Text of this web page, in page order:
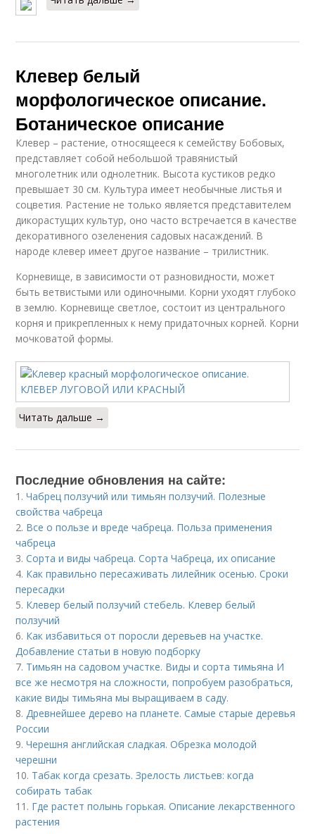
Клевер белый
морфологическое описание.
Ботаническое описание
Клевер – растение, относящееся к семейству Бобовых,
представляет собой небольшой травянистый
многолетник или однолетник. Высота кустиков редко
превышает 30 см. Культура имеет необычные листья и
соцветия. Растение не только является представителем
дикорастущих культур, оно часто встречается в качестве
декоративного озеленения садовых насаждений. В
народе клевер имеет другое название – трилистник.
Корневище, в зависимости от разновидности, может
быть ветвистыми или одиночными. Корни уходят глубоко
в землю. Корневище светлое, состоит из центрального
корня и прикрепленных к нему придаточных корней. Корни
мочковатой формы.
Читать дальше →
Последние обновления на сайте:
1.Чабрец ползучий или тимьян ползучий. Полезные
свойства чабреца
2. Все о пользе и вреде чабреца. Польза применения
чабреца
3.Сорта и виды чабреца. Сорта Чабреца, их описание
4. Как правильно пересаживать лилейник осенью. Сроки
пересадки
5. Клевер белый ползучий стебель. Клевер белый
ползучий
6. Как избавиться от поросли деревьев на участке.
Добавление статьи в новую подборку
7. Тимьян на садовом участке. Виды и сорта тимьяна И
все же несмотря на сложности, попробуем разобраться,
какие виды тимьяна мы выращиваем в саду.
8.Древнейшее дерево на планете. Самые старые деревья
России
9.Черешня английская сладкая. Обрезка молодой
черешни
10. Табак когда срезать. Зрелость листьев: когда
собирать табак
11. Где растет полынь горькая. Описание лекарственного
растения